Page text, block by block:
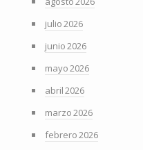
julio 2026
junio 2026
mayo 2026
abril 2026
marzo 2026
febrero 2026